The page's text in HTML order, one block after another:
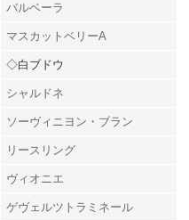
バルベーラ
マスカットベリーA
◇白ブドウ
シャルドネ
ソーヴィニヨン・ブラン
リースリング
ヴィオニエ
ゲヴェルツトラミネール